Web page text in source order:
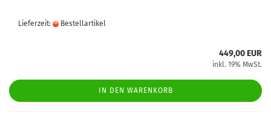
Lieferzeit: Bestellartikel
449,00 EUR
inkl. 19% MwSt.
IN DEN WARENKORB